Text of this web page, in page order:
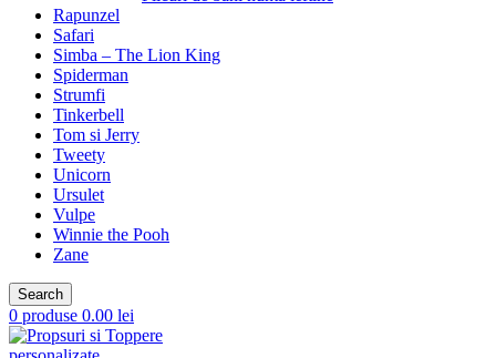
Rapunzel
Safari
Simba – The Lion King
Spiderman
Strumfi
Tinkerbell
Tom si Jerry
Tweety
Unicorn
Ursulet
Vulpe
Winnie the Pooh
Zane
Search
0 produse 0.00 lei